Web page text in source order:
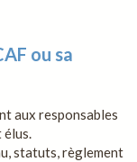
ou sa
aux responsables
élus.
statuts, règlement